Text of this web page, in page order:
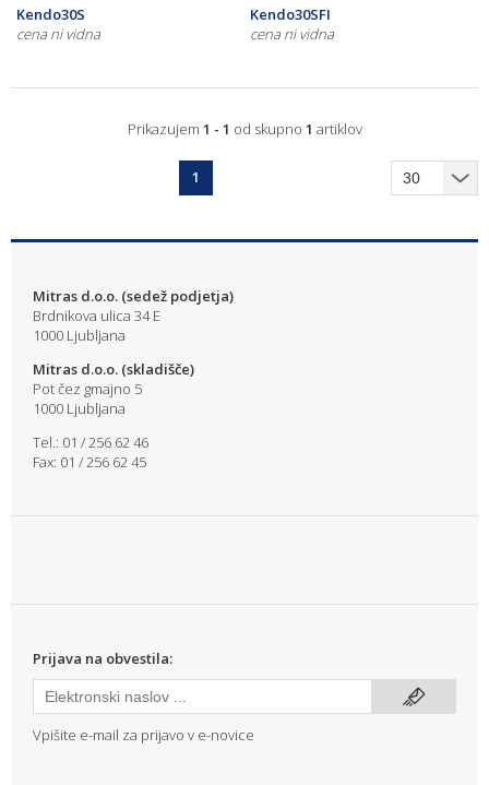
Kendo30S
cena ni vidna
Kendo30SFI
cena ni vidna
Prikazujem 1 - 1 od skupno 1 artiklov
1
Mitras d.o.o. (sedež podjetja)
Brdnikova ulica 34 E
1000 Ljubljana
Mitras d.o.o. (skladišče)
Pot čez gmajno 5
1000 Ljubljana
Tel.: 01 / 256 62 46
Fax: 01 / 256 62 45
Prijava na obvestila:
Vpišite e-mail za prijavo v e-novice